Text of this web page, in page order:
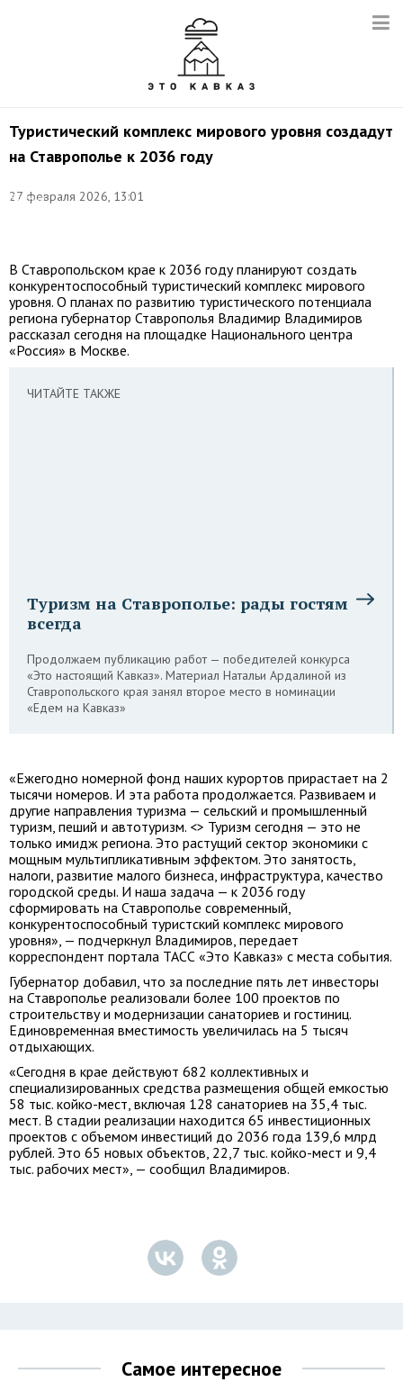
Туристический комплекс мирового уровня создадут
на Ставрополье к 2036 году
27 февраля 2026, 13:01
Евгений
В Ставропольском крае к 2036 году планируют создать
конкурентоспособный туристический комплекс мирового
уровня. О планах по развитию туристического потенциала
региона губернатор Ставрополья Владимир Владимиров
рассказал сегодня на площадке Национального центра
«Россия» в Москве.
ЧИТАЙТЕ ТАКЖЕ
Туризм на Ставрополье: рады гостям
всегда
Продолжаем публикацию работ — победителей конкурса
«Это настоящий Кавказ». Материал Натальи Ардалиной из
Ставропольского края занял второе место в номинации
«Едем на Кавказ»
«Ежегодно номерной фонд наших курортов прирастает на 2
тысячи номеров. И эта работа продолжается. Развиваем и
другие направления туризма — сельский и промышленный
туризм, пеший и автотуризм. <> Туризм сегодня — это не
только имидж региона. Это растущий сектор экономики с
мощным мультипликативным эффектом. Это занятость,
налоги, развитие малого бизнеса, инфраструктура, качество
городской среды. И наша задача — к 2036 году
сформировать на Ставрополье современный,
конкурентоспособный туристский комплекс мирового
уровня», — подчеркнул Владимиров, передает
корреспондент портала ТАСС «Это Кавказ» с места события.
Губернатор добавил, что за последние пять лет инвесторы
на Ставрополье реализовали более 100 проектов по
строительству и модернизации санаториев и гостиниц.
Единовременная вместимость увеличилась на 5 тысяч
отдыхающих.
«Сегодня в крае действуют 682 коллективных и
специализированных средства размещения общей емкостью
58 тыс. койко-мест, включая 128 санаториев на 35,4 тыс.
мест. В стадии реализации находится 65 инвестиционных
проектов с объемом инвестиций до 2036 года 139,6 млрд
рублей. Это 65 новых объектов, 22,7 тыс. койко-мест и 9,4
тыс. рабочих мест», — сообщил Владимиров.
Самое интересное